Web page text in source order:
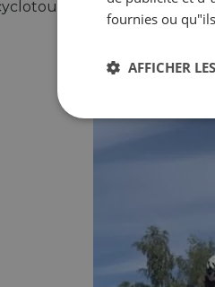
de 1000 euros
fournies ou
AFFICHER
Strictement